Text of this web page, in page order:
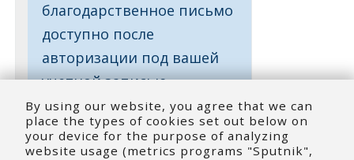
благодарственное письмо
доступно после
авторизации под вашей
учетной записью.
By using our website, you agree that we can
place the types of cookies set out below on
your device for the purpose of analyzing
website usage (metrics programs "Sputnik",